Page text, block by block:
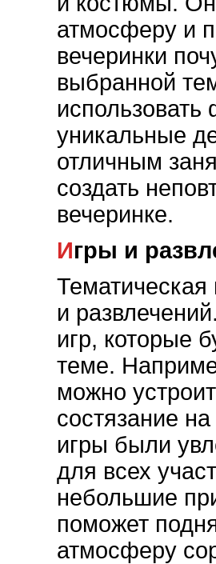
атмосферу и
вечеринки
выбранной
использовать
уникальные
отличным
создать
вечеринке.
Игры и
Тематическая
и
игр, которые
теме.
можно
состязание
игры были
для всех
небольшие
поможет
атмосферу